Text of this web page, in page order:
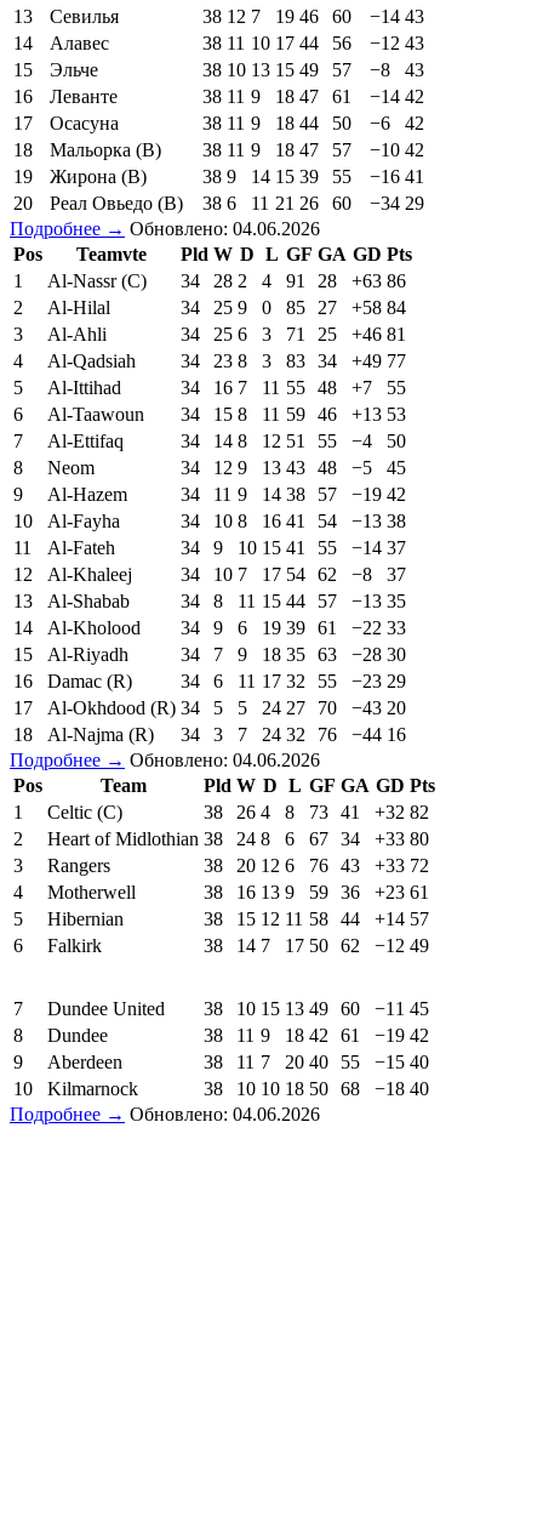
13
Севилья 38 12 7 19 46 60 −14 43
14
Алавес 38 11 10 17 44 56 −12 43
15
Эльче 38 10 13 15 49 57 −8
43
16
Леванте 38 11 9 18 47 61 −14 42
17
Осасуна 38 11 9 18 44 50 −6
42
18
Мальорка (В) 38 11 9 18 47 57 −10 42
19
Жирона (В) 38 9 14 15 39 55 −16 41
20
Реал Овьедо (В) 38 6 11 21 26 60 −34 29
Подробнее → Обновлено: 04.06.2026
Pos
Teamvte Pld W D L GF GA GD Pts
1
Al-Nassr (C) 34 28 2 4 91 28 +63 86
2
Al-Hilal 34 25 9 0 85 27 +58 84
3
Al-Ahli 34 25 6 3 71 25 +46 81
4
Al-Qadsiah 34 23 8 3 83 34 +49 77
5
Al-Ittihad 34 16 7 11 55 48 +7
55
6
Al-Taawoun 34 15 8 11 59 46 +13 53
7
Al-Ettifaq 34 14 8 12 51 55 −4
50
8
Neom 34 12 9 13 43 48 −5
45
9
Al-Hazem 34 11 9 14 38 57 −19 42
10
Al-Fayha 34 10 8 16 41 54 −13 38
11
Al-Fateh 34 9 10 15 41 55 −14 37
12
Al-Khaleej 34 10 7 17 54 62 −8
37
13
Al-Shabab 34 8 11 15 44 57 −13 35
14
Al-Kholood 34 9 6 19 39 61 −22 33
15
Al-Riyadh 34 7 9 18 35 63 −28 30
16
Damac (R) 34 6 11 17 32 55 −23 29
17
Al-Okhdood (R) 34 5 5 24 27 70 −43 20
18
Al-Najma (R) 34 3 7 24 32 76 −44 16
Подробнее → Обновлено: 04.06.2026
Pos
Team Pld W D L GF GA GD Pts
1
Celtic (C) 38 26 4 8 73 41 +32 82
2
Heart of Midlothian 38 24 8 6 67 34 +33 80
3
Rangers 38 20 12 6 76 43 +33 72
4
Motherwell 38 16 13 9 59 36 +23 61
5
Hibernian 38 15 12 11 58 44 +14 57
6
Falkirk 38 14 7 17 50 62 −12 49
7 Dundee United 38 10 15 13 49 60 −11 45
8
Dundee 38 11 9 18 42 61 −19 42
9
Aberdeen 38 11 7 20 40 55 −15 40
10
Kilmarnock 38 10 10 18 50 68 −18 40
Подробнее → Обновлено: 04.06.2026